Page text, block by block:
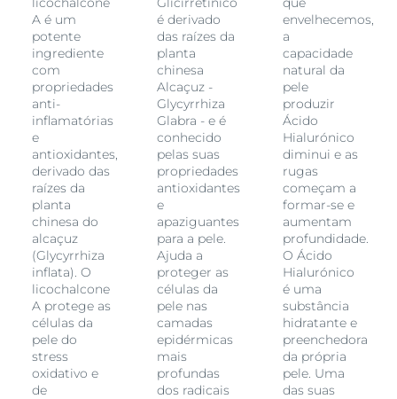
A é um
potente
ingrediente
com
propriedades
anti-
inflamatórias
e
antioxidantes,
derivado das
raízes da
planta
chinesa do
alcaçuz
(Glycyrrhiza
inflata). O
licochalcone
A protege as
células da
pele do
stress
oxidativo e
de
é derivado
das raízes da
planta
chinesa
Alcaçuz -
Glycyrrhiza
Glabra - e é
conhecido
pelas suas
propriedades
antioxidantes
e
apaziguantes
para a pele.
Ajuda a
proteger as
células da
pele nas
camadas
epidérmicas
mais
profundas
dos radicais
envelhecemos,
a
capacidade
natural da
pele
produzir
Ácido
Hialurónico
diminui e as
rugas
começam a
formar-se e
aumentam
profundidade.
O Ácido
Hialurónico
é uma
substância
hidratante e
preenchedora
da própria
pele. Uma
das suas